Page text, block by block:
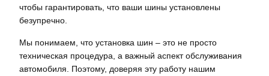
чтобы гарантировать, что ваши шины установлены
безупречно.
Мы понимаем, что установка шин – это не просто
техническая процедура, а важный аспект обслуживания
автомобиля. Поэтому, доверяя эту работу нашим